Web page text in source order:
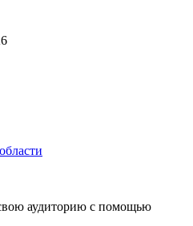
аудиторию с помощью